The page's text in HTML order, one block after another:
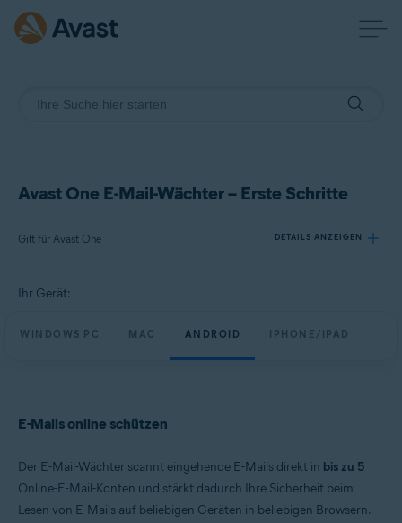
Avast One E-Mail-Wächter – Erste Schritte
Gilt für Avast One DETAILS ANZEIGEN
Avast One
Ihr Gerät:
WINDOWS PC MAC ANDROID IPHONE/IPAD
E-Mails online schützen
Der E-Mail-Wächter scannt eingehende E-Mails direkt in bis zu 5
Online-E-Mail-Konten und stärkt dadurch Ihre Sicherheit beim
Lesen von E-Mails auf beliebigen Geräten in beliebigen Browsern.